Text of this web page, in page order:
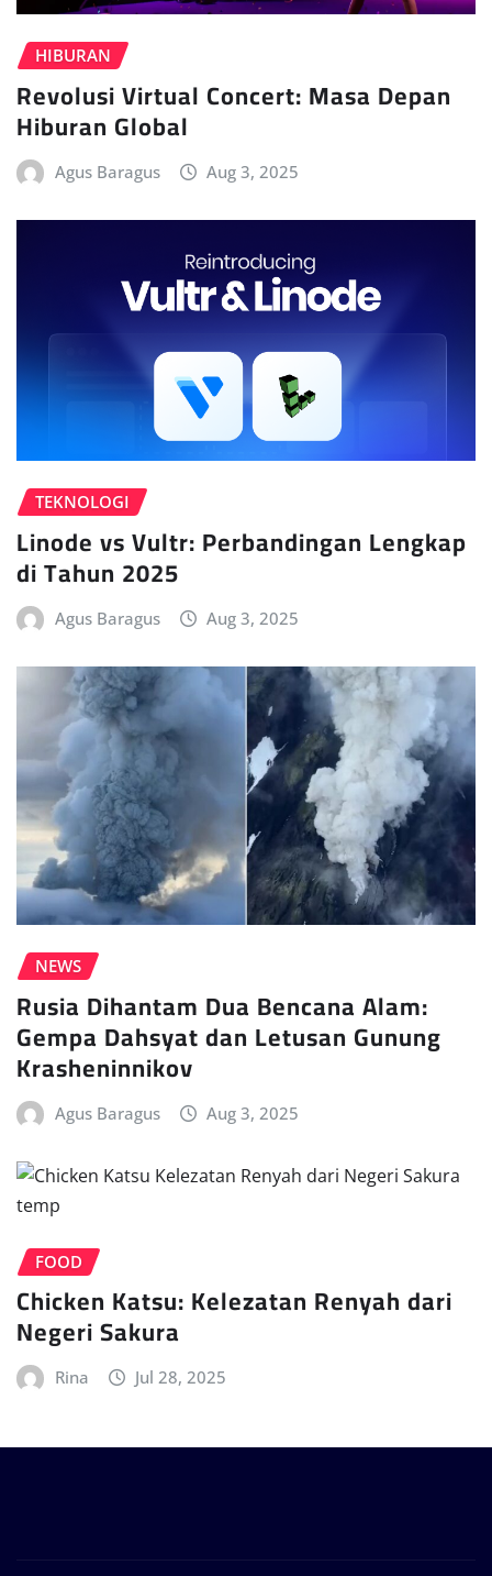
HIBURAN
Revolusi Virtual Concert: Masa Depan
Hiburan Global
Agus Baragus Aug 3, 2025
TEKNOLOGI
Linode vs Vultr: Perbandingan Lengkap
di Tahun 2025
Agus Baragus Aug 3, 2025
NEWS
Rusia Dihantam Dua Bencana Alam:
Gempa Dahsyat dan Letusan Gunung
Krasheninnikov
Agus Baragus Aug 3, 2025
FOOD
Chicken Katsu: Kelezatan Renyah dari
Negeri Sakura
Rina Jul 28, 2025